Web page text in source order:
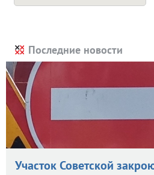
Последние новости
Участок Советской